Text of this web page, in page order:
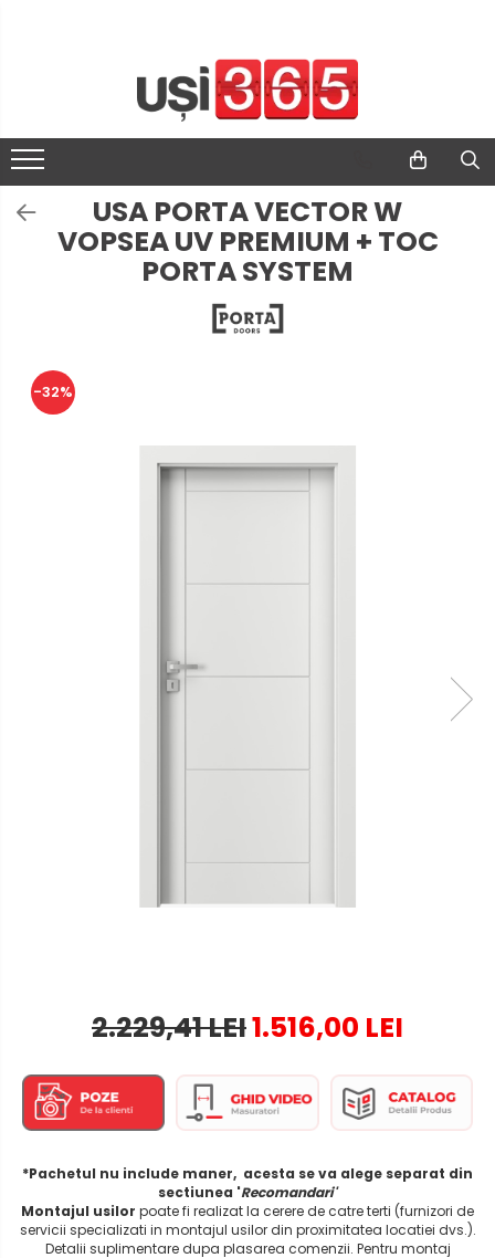
USA PORTA VECTOR W
VOPSEA UV PREMIUM + TOC
PORTA SYSTEM
-32%
2.229,41 LEI1.516,00 LEI
*Pachetul nu include maner, acesta se va alege separat din
sectiunea 'Recomandari'
Montajul usilor poate fi realizat la cerere de catre terti (furnizori de
servicii specializati in montajul usilor din proximitatea locatiei dvs.).
Detalii suplimentare dupa plasarea comenzii. Pentru montaj